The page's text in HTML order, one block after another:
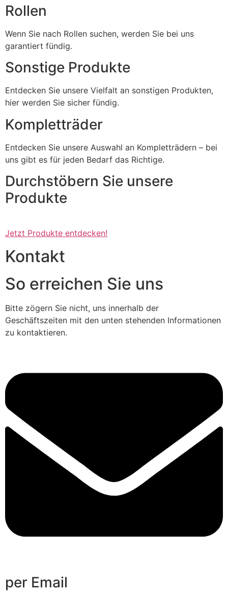
Rollen
Wenn Sie nach Rollen suchen, werden Sie bei uns
garantiert fündig.
Sonstige Produkte
Entdecken Sie unsere Vielfalt an sonstigen Produkten,
hier werden Sie sicher fündig.
Kompletträder
Entdecken Sie unsere Auswahl an Kompletträdern – bei
uns gibt es für jeden Bedarf das Richtige.
Durchstöbern Sie unsere
Produkte
Jetzt Produkte entdecken!
Kontakt
So erreichen Sie uns
Bitte zögern Sie nicht, uns innerhalb der
Geschäftszeiten mit den unten stehenden Informationen
zu kontaktieren.
per Email